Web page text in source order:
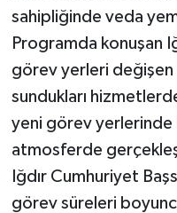
sahipliğinde veda
Programda konuşan
görev yerleri değişen
sundukları
yeni görev yerlerinde
atmosferde
Iğdır Cumhuriyet
görev süreleri